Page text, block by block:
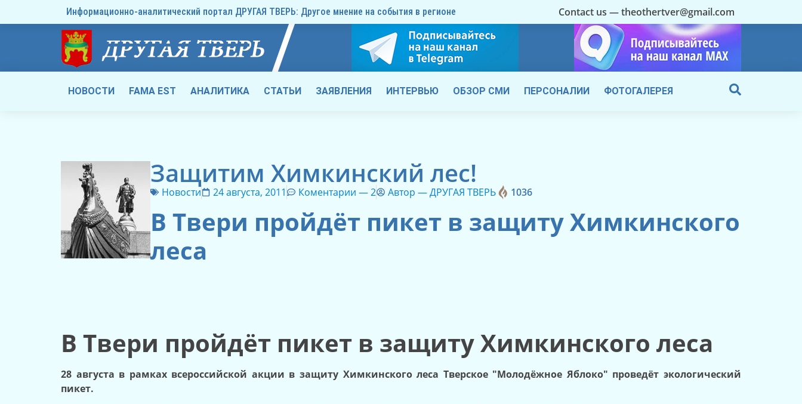
Информационно-аналитический портал ДРУГАЯ ТВЕРЬ: Другое мнение на события в регионе Contact us — theothertver@gmail.com
НОВОСТИ FAMA EST АНАЛИТИКА СТАТЬИ ЗАЯВЛЕНИЯ ИНТЕРВЬЮ ОБЗОР СМИ ПЕРСОНАЛИИ ФОТОГАЛЕРЕЯ
Защитим Химкинский лес!
Новости 24 августа, 2011 Коментарии —2 Автор —ДРУГАЯ ТВЕРЬ 1036
В Твери пройдёт пикет в защиту Химкинского
леса
В Твери пройдёт пикет в защиту Химкинского леса
28 августа в рамках всероссийской акции в защиту Химкинского леса Тверское "Молодёжное Яблоко" проведёт экологический
пикет.